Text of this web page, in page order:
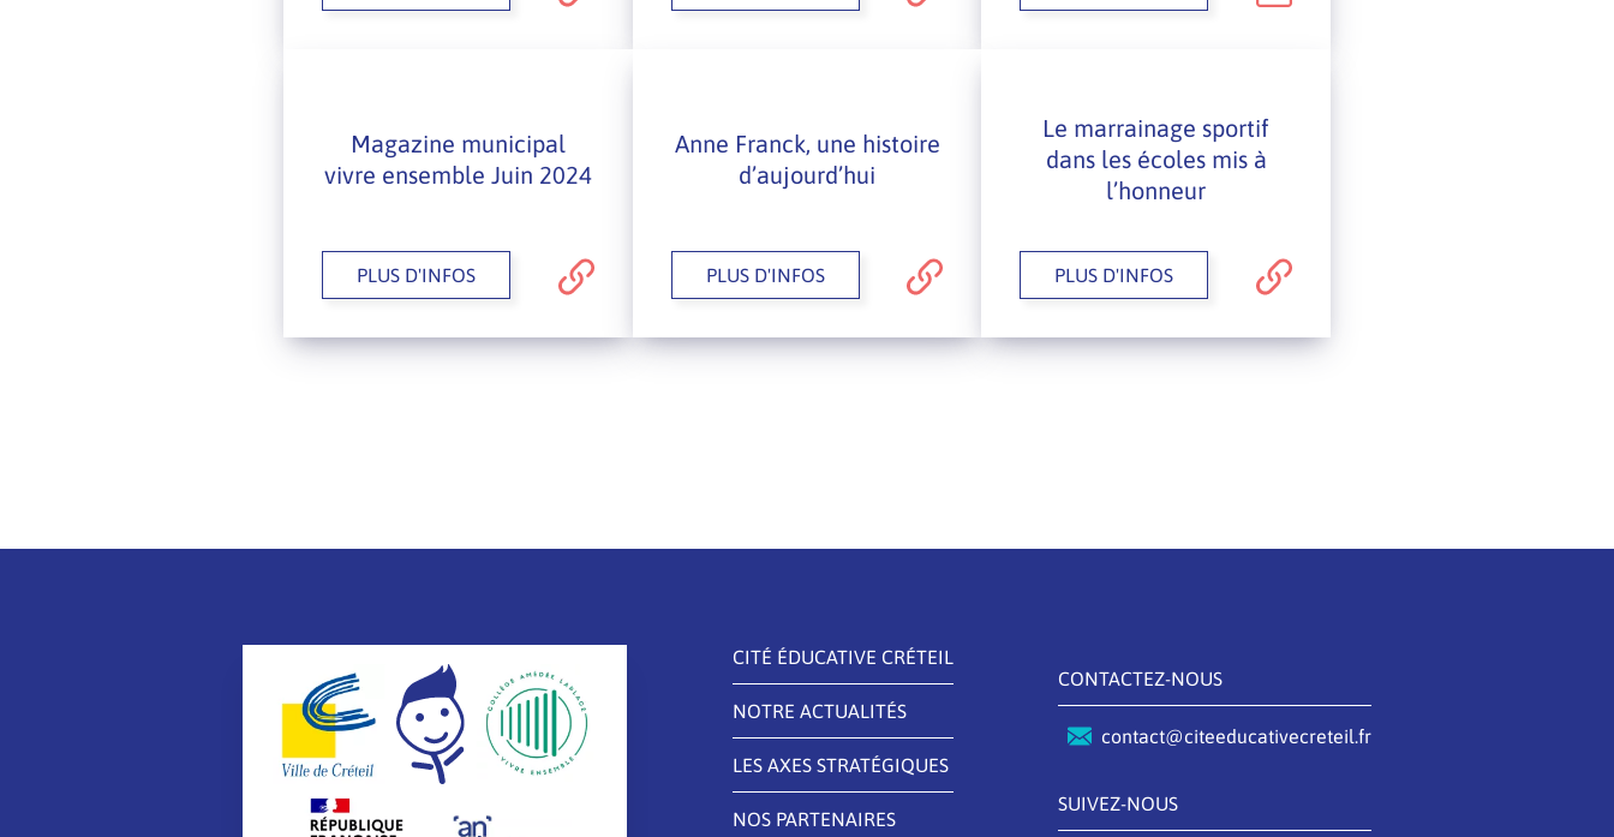
Magazine municipal
vivre ensemble Juin 2024
PLUS D'INFOS
Anne Franck, une histoire
d’aujourd’hui
PLUS D'INFOS
Le marrainage sportif
dans les écoles mis à
l’honneur
PLUS D'INFOS
CITÉ ÉDUCATIVE CRÉTEIL
NOTRE ACTUALITÉS
LES AXES STRATÉGIQUES
NOS PARTENAIRES
CONTACTEZ-NOUS
contact@citeeducativecreteil.fr
SUIVEZ-NOUS